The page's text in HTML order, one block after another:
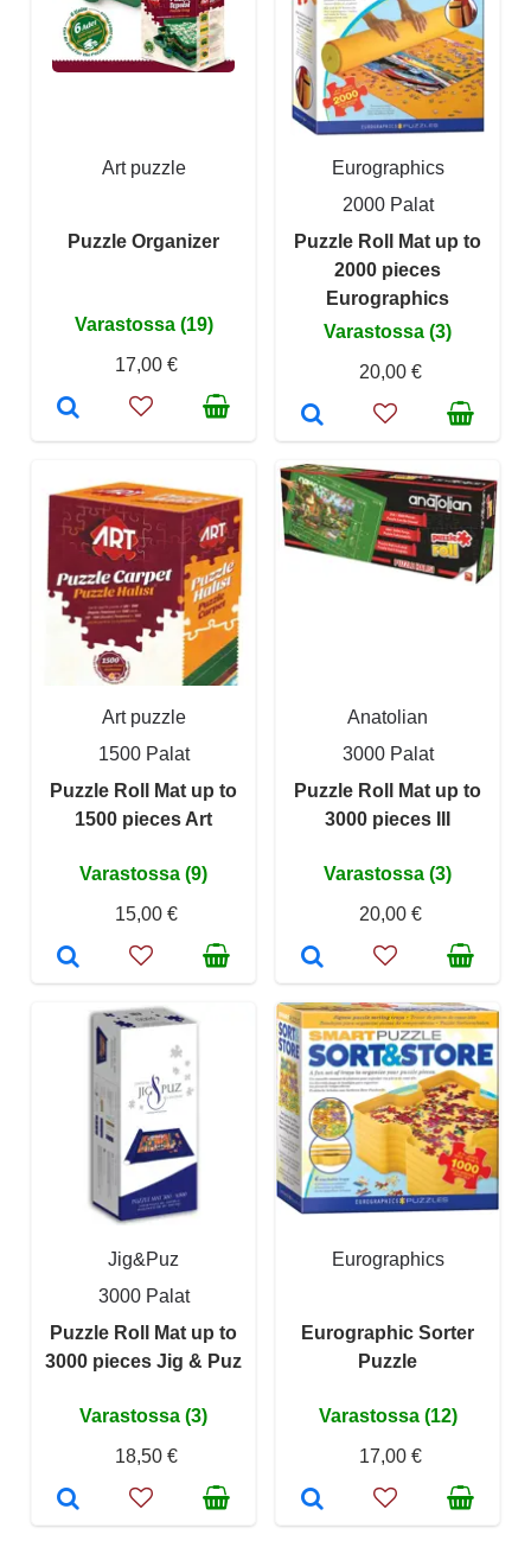
Art puzzle
Puzzle Organizer
Varastossa (19)
17,00 €
Eurographics
2000 Palat
Puzzle Roll Mat up to
2000 pieces
Eurographics
Varastossa (3)
20,00 €
Art puzzle
1500 Palat
Puzzle Roll Mat up to
1500 pieces Art
Varastossa (9)
15,00 €
Anatolian
3000 Palat
Puzzle Roll Mat up to
3000 pieces III
Varastossa (3)
20,00 €
Jig&Puz
3000 Palat
Puzzle Roll Mat up to
3000 pieces Jig & Puz
Varastossa (3)
18,50 €
Eurographics
Eurographic Sorter
Puzzle
Varastossa (12)
17,00 €